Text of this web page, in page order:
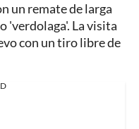
un remate de larga
'verdolaga'. La visita
con un tiro libre de